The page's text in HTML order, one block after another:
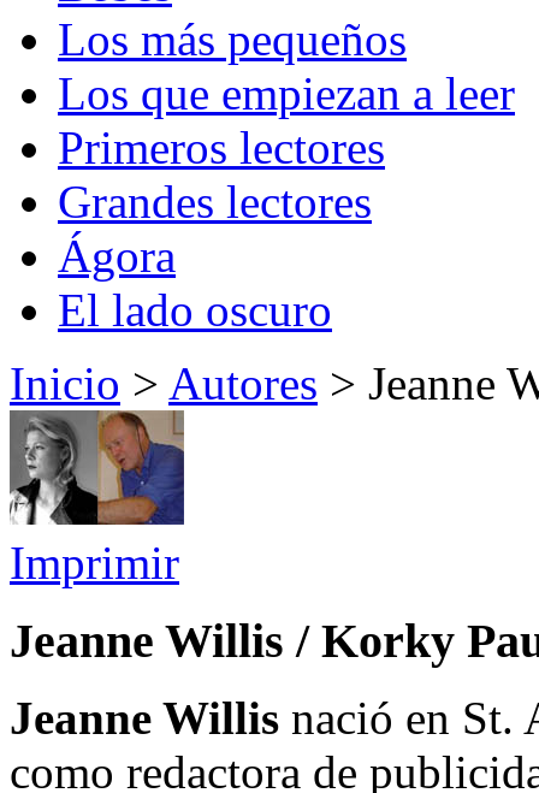
Los más pequeños
Los que empiezan a leer
Primeros lectores
Grandes lectores
Ágora
El lado oscuro
Inicio > Autores > Jeanne
Imprimir
Jeanne Willis / Korky
Jeanne Willis nació en St.
como redactora de